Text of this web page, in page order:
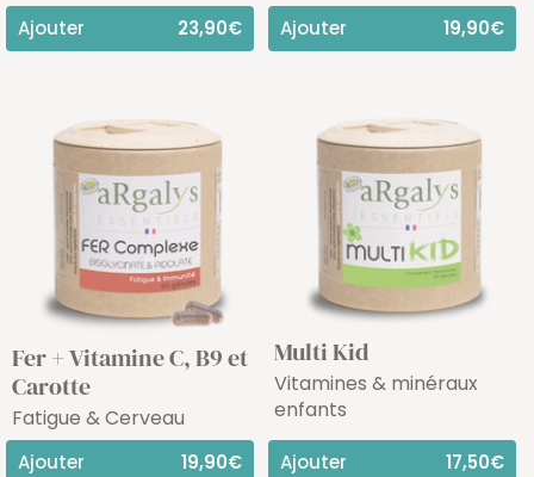
Ajouter 23,90€ Ajouter 19,90€
Fer + Vitamine C, B9 et
Carotte
Fatigue & Cerveau
Ajouter 19,90€
Multi Kid
Vitamines & minéraux
enfants
Ajouter 17,50€